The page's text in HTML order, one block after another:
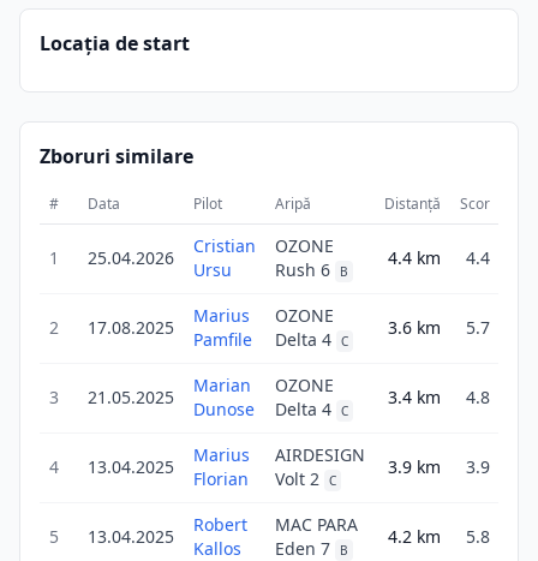
Locația de start
Zboruri similare
# Data Pilot Aripă Distanță Scor
1 25.04.2026
Cristian
Ursu
OZONE
Rush 6
B
4.4 km 4.4
2 17.08.2025
Marius
Pamfile
OZONE
Delta 4 C
3.6 km 5.7
3 21.05.2025
Marian
Dunose
OZONE
Delta 4 C
3.4 km 4.8
4 13.04.2025
Marius
Florian
AIRDESIGN
Volt 2 C
3.9 km 3.9
5 13.04.2025
Robert
Kallos
MAC PARA
Eden 7
B
4.2 km 5.8